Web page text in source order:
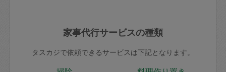
家事代行サービスの種類
タスカジで依頼できるサービスは下記となります。